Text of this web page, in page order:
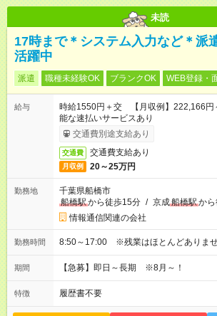
未読
17時まで＊システム入力など＊派
活躍中
派遣 職種未経験OK ブランクOK WEB登録・
給与
時給1550円＋交 【月収例】222,166
能な速払いサービスあり
交通費別途支給あり
交通費 交通費支給あり
月収例 20～25万円
勤務地
千葉県船橋市
船橋駅から徒歩15分 / 京成船橋駅か
情報通信関連の会社
勤務時間 8:50～17:00 ※残業はほとんどありま
期間 【急募】即日～長期 ※8月～！
特徴 履歴書不要